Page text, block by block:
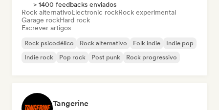
> 1400 feedbacks enviados
Rock alternativoElectronic rockRock experimental
Garage rockHard rock
Escrever artigos
Rock psicodélico Rock alternativo Folk indie
Indie pop
Indie rock
Pop rock Post punk Rock progressivo
Tangerine